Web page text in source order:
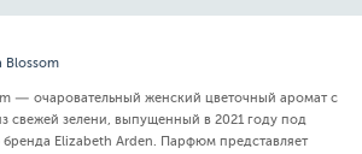
Blossom
— очаровательный женский цветочный аромат с
свежей зелени, выпущенный в 2021 году под
Elizabeth Arden. Парфюм представляет